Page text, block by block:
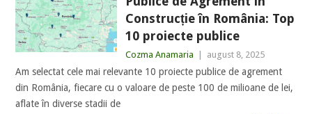
Construcție în România: Top
10 proiecte publice
Cozma Anamaria august 8, 2025
Am selectat cele mai relevante 10 proiecte publice de agrement
din România, fiecare cu o valoare de peste 100 de milioane de lei,
aflate în diverse stadii de